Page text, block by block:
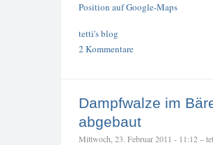
Position auf Google-Maps
tetti's blog
2 Kommentare
Dampfwalze im
abgebaut
Mittwoch, 23. Februar 2011 - 11:12 –